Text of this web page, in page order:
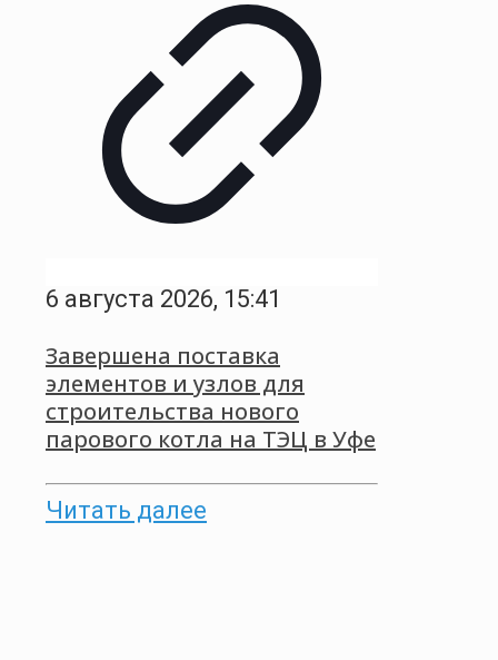
6 августа 2026, 15:41
Завершена поставка
элементов и узлов для
строительства нового
парового котла на ТЭЦ в Уфе
Читать далее